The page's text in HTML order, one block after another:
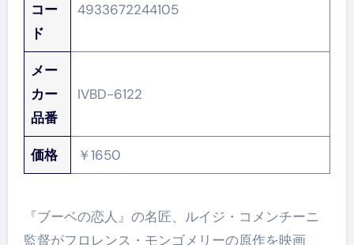
コー
ド
4933672244105
メー
カー
品番
IVBD-6122
価格 ￥1650
『ブーベの恋人』の名匠、ルイジ・コメンチーニ
監督がフロレンス・モンゴメリーの原作を映画